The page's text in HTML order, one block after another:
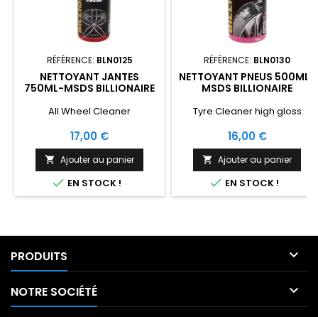
RÉFÉRENCE: BLN0125
NETTOYANT JANTES
750ML-MSDS BILLIONAIRE
All Wheel Cleaner
Prix
17,00 €
 Ajouter au panier
 EN STOCK !
RÉFÉRENCE: BLN0130
NETTOYANT PNEUS 500ML-
MSDS BILLIONAIRE
Tyre Cleaner high gloss
Prix
16,00 €
 Ajouter au panier
 EN STOCK !
PRODUITS 
NOTRE SOCIÉTÉ 